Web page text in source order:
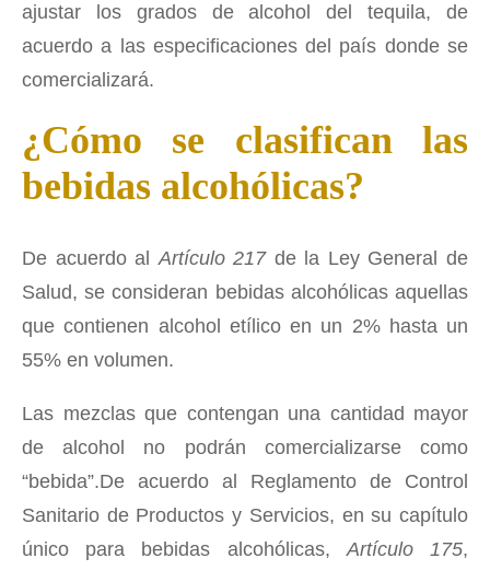
ajustar los grados de alcohol del tequila, de
acuerdo a las especificaciones del país donde se
comercializará.
¿Cómo se clasifican las
bebidas alcohólicas?
De acuerdo al Artículo 217de la Ley General de
Salud, se consideran bebidas alcohólicas aquellas
que contienen alcohol etílico en un 2% hasta un
55% en volumen.
Las mezclas que contengan una cantidad mayor
de alcohol no podrán comercializarse como
“bebida”.De acuerdo al Reglamento de Control
Sanitario de Productos y Servicios, en su capítulo
único para bebidas alcohólicas, Artículo 175,